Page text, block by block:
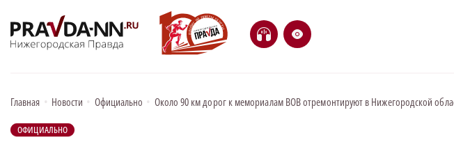
H e
Главная • Новости • Официально • Около 90 км дорог к мемориалам ВОВ отремонтируют в Нижегородской
ОФИЦИАЛЬНО